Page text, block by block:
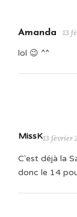
Amanda 13
lol 😉 ^^
MissK13 février
C'est déjà la
donc le 14